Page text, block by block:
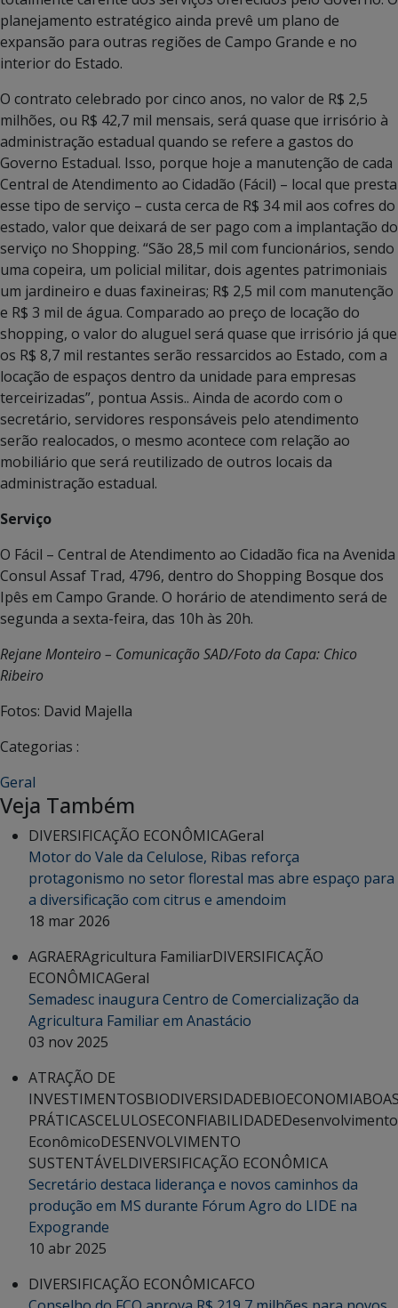
planejamento estratégico ainda prevê um plano de
expansão para outras regiões de Campo Grande e no
interior do Estado.
O contrato celebrado por cinco anos, no valor de R$ 2,5
milhões, ou R$ 42,7 mil mensais, será quase que irrisório à
administração estadual quando se refere a gastos do
Governo Estadual. Isso, porque hoje a manutenção de cada
Central de Atendimento ao Cidadão (Fácil) – local que presta
esse tipo de serviço – custa cerca de R$ 34 mil aos cofres do
estado, valor que deixará de ser pago com a implantação do
serviço no Shopping. “São 28,5 mil com funcionários, sendo
uma copeira, um policial militar, dois agentes patrimoniais
um jardineiro e duas faxineiras; R$ 2,5 mil com manutenção
e R$ 3 mil de água. Comparado ao preço de locação do
shopping, o valor do aluguel será quase que irrisório já que
os R$ 8,7 mil restantes serão ressarcidos ao Estado, com a
locação de espaços dentro da unidade para empresas
terceirizadas”, pontua Assis.. Ainda de acordo com o
secretário, servidores responsáveis pelo atendimento
serão realocados, o mesmo acontece com relação ao
mobiliário que será reutilizado de outros locais da
administração estadual.
Serviço
O Fácil – Central de Atendimento ao Cidadão fica na Avenida
Consul Assaf Trad, 4796, dentro do Shopping Bosque dos
Ipês em Campo Grande. O horário de atendimento será de
segunda a sexta-feira, das 10h às 20h.
Rejane Monteiro – Comunicação SAD/Foto da Capa: Chico
Ribeiro
Fotos: David Majella
Categorias :
Geral
Veja Também
DIVERSIFICAÇÃO ECONÔMICAGeral
Motor do Vale da Celulose, Ribas reforça
protagonismo no setor florestal mas abre espaço para
a diversificação com citrus e amendoim
18 mar 2026
AGRAERAgricultura FamiliarDIVERSIFICAÇÃO
ECONÔMICAGeral
Semadesc inaugura Centro de Comercialização da
Agricultura Familiar em Anastácio
03 nov 2025
ATRAÇÃO DE
INVESTIMENTOSBIODIVERSIDADEBIOECONOMIA
PRÁTICASCELULOSECONFIABILIDADEDesenvolvimento
EconômicoDESENVOLVIMENTO
SUSTENTÁVELDIVERSIFICAÇÃO ECONÔMICA
Secretário destaca liderança e novos caminhos da
produção em MS durante Fórum Agro do LIDE na
Expogrande
10 abr 2025
DIVERSIFICAÇÃO ECONÔMICAFCO